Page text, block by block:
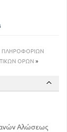
αυτή
Ανδρόνικος
ΠΛΗΡΟΦΟΡΙΩΝ
ΟΡΩΝ »
Αλώσεως